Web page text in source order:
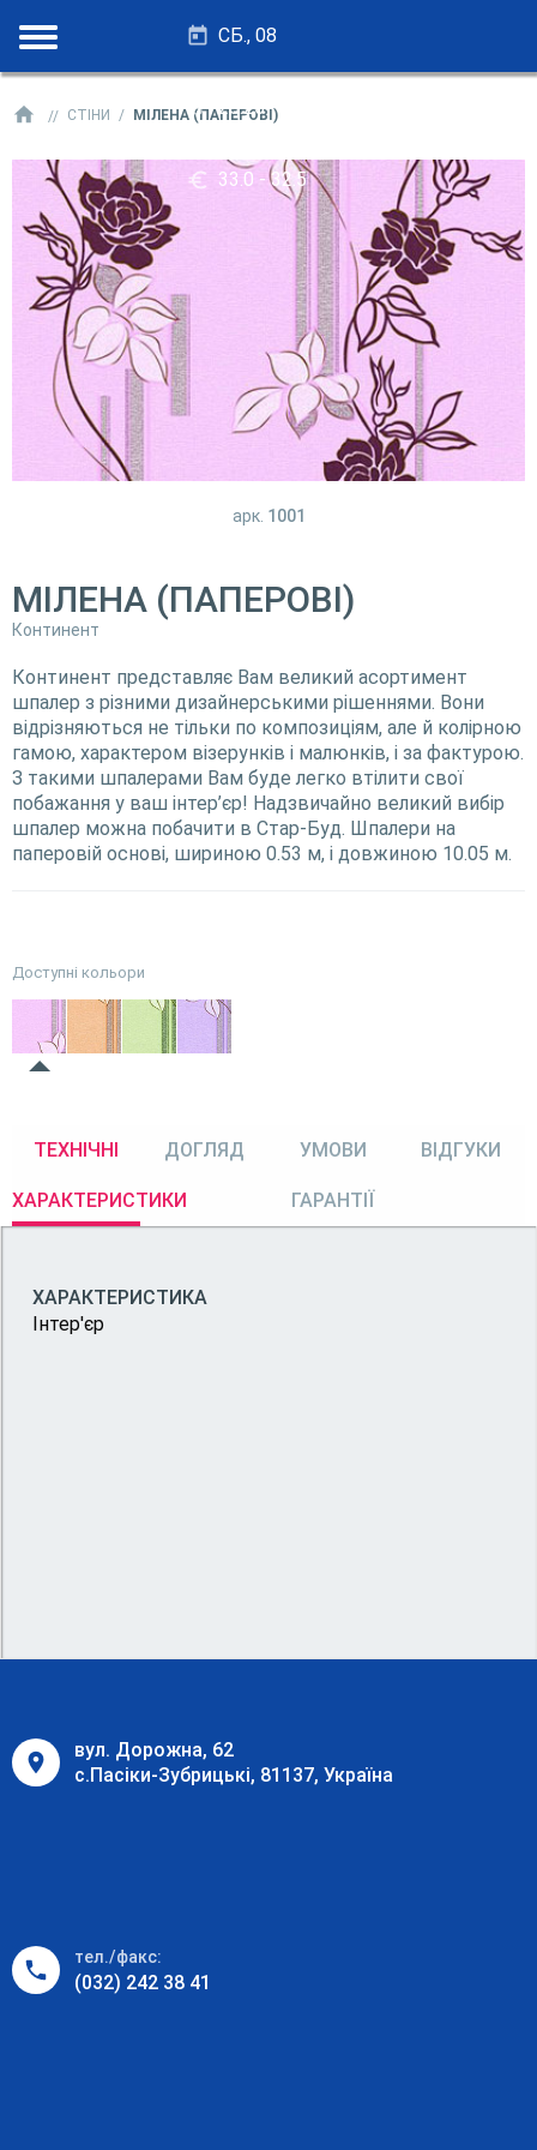
СБ., 08
28.25 - 27.75
33.0 - 32.5
СТІНИ МІЛЕНА (ПАПЕРОВІ)
арк. 1001
МІЛЕНА (ПАПЕРОВІ)
Континент
Континент представляє Вам великий асортимент
шпалер з різними дизайнерськими рішеннями. Вони
відрізняються не тільки по композиціям, але й колірною
гамою, характером візерунків і малюнків, і за фактурою.
З такими шпалерами Вам буде легко втілити свої
побажання у ваш інтер’єр! Надзвичайно великий вибір
шпалер можна побачити в Стар-Буд. Шпалери на
паперовій основі, шириною 0.53 м, і довжиною 10.05 м.
Доступні кольори
ТЕХНІЧНІ
ХАРАКТЕРИСТИКИ
ДОГЛЯД УМОВИ
ГАРАНТІЇ
ВІДГУКИ
ХАРАКТЕРИСТИКА
Інтер'єр
вул. Дорожна, 62
с.Пасіки-Зубрицькі, 81137, Україна
тел./факс:
(032) 242 38 41